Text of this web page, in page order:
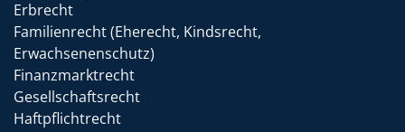
Erbrecht
Familienrecht (Eherecht, Kindsrecht,
Erwachsenenschutz)
Finanzmarktrecht
Gesellschaftsrecht
Haftpflichtrecht